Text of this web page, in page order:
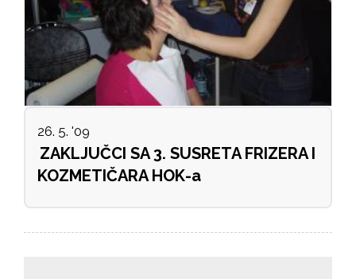
26. 5. '09
ZAKLJUČCI SA 3. SUSRETA FRIZERA I
KOZMETIČARA HOK-a